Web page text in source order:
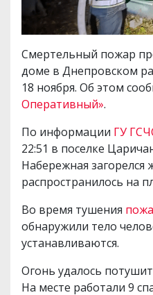
Смертельный пожар
доме в Днепровском
18 ноября. Об этом
Оперативный».
По информации ГУ
22:51 в поселке
Набережная
распространилось на
Во время тушения
обнаружили тело
устанавливаются.
Огонь удалось
На месте работали 9